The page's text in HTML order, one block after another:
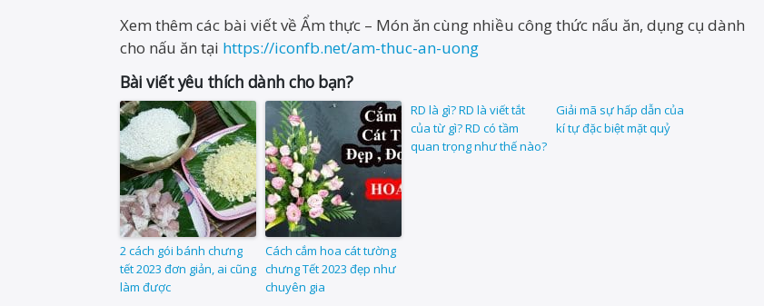
Xem thêm các bài viết về Ẩm thực – Món ăn cùng nhiều công thức nấu ăn, dụng cụ dành
cho nấu ăn tại https://iconfb.net/am-thuc-an-uong
Bài viết yêu thích dành cho bạn?
2 cách gói bánh chưng
tết 2023 đơn giản, ai cũng
làm được
Cách cắm hoa cát tường
chưng Tết 2023 đẹp như
chuyên gia
RD là gì? RD là viết tắt
của từ gì? RD có tầm
quan trọng như thế nào?
Giải mã sự hấp dẫn của
kí tự đặc biệt mặt quỷ